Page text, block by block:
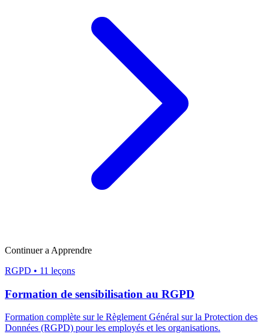
Continuer a Apprendre
RGPD • 11 leçons
Formation de sensibilisation au RGPD
Formation complète sur le Règlement Général sur la Protection des
Données (RGPD) pour les employés et les organisations.